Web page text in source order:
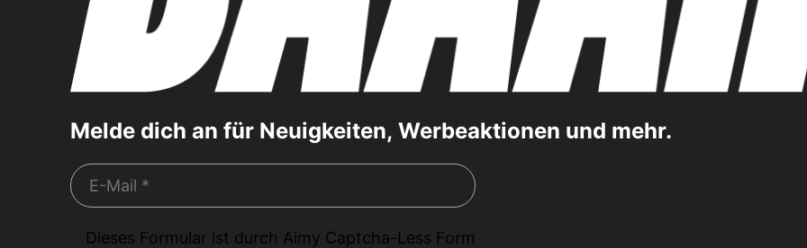
Melde dich an für Neuigkeiten, Werbeaktionen und mehr.
Dieses Formular ist durch Aimy Captcha-Less Form